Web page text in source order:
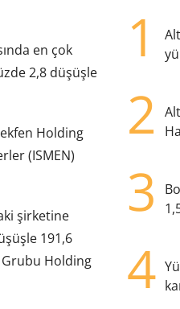
en çok
2,8 düşüşle
Holding
(ISMEN)
şirketine
191,6
Grubu Holding
1
2
3
4